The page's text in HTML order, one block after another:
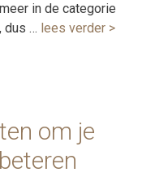
in de categorie
dus … lees verder >
om je